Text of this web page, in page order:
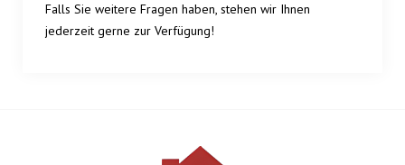
Falls Sie weitere Fragen haben, stehen wir Ihnen
jederzeit gerne zur Verfügung!